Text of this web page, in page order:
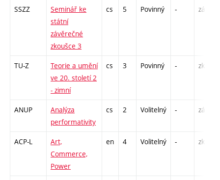
SSZZ
Seminář ke
státní
závěrečné
zkoušce 3
cs 5 Povinný - zá
TU-Z
Teorie a umění
ve 20. století 2
- zimní
cs 3 Povinný - zk
ANUP
Analýza
performativity
cs 2 Volitelný - zá
ACP-L
Art,
Commerce,
Power
en 4 Volitelný - zk